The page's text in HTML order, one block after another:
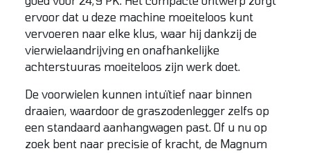
ervoor dat u deze machine moeiteloos kunt
vervoeren naar elke klus, waar hij dankzij de
vierwielaandrijving en onafhankelijke
achterstuuras moeiteloos zijn werk doet.
De voorwielen kunnen intuïtief naar binnen
draaien, waardoor de graszodenlegger zelfs op
een standaard aanhangwagen past. Of u nu op
zoek bent naar precisie of kracht, de Magnum